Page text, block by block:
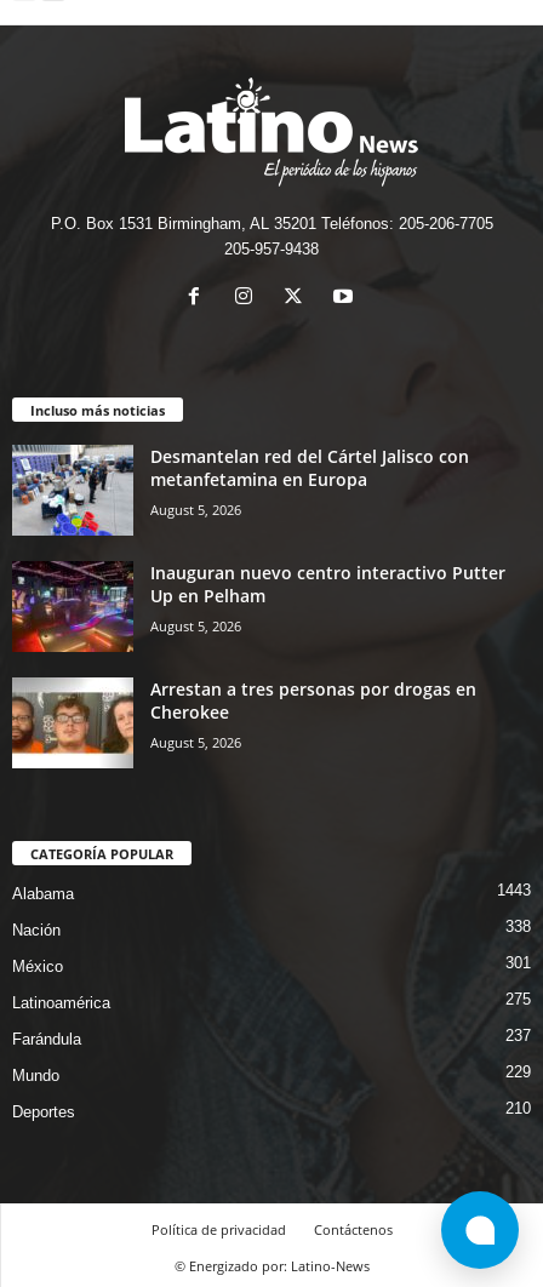
P.O. Box 1531 Birmingham, AL 35201 Teléfonos: 205-206-7705
205-957-9438
Incluso más noticias
Desmantelan red del Cártel Jalisco con
metanfetamina en Europa
August 5, 2026
Inauguran nuevo centro interactivo Putter
Up en Pelham
August 5, 2026
Arrestan a tres personas por drogas en
Cherokee
August 5, 2026
CATEGORÍA POPULAR
Alabama 1443
Nación 338
México 301
Latinoamérica 275
Farándula 237
Mundo 229
Deportes 210
Política de privacidad
Contáctenos
© Energizado por: Latino-News